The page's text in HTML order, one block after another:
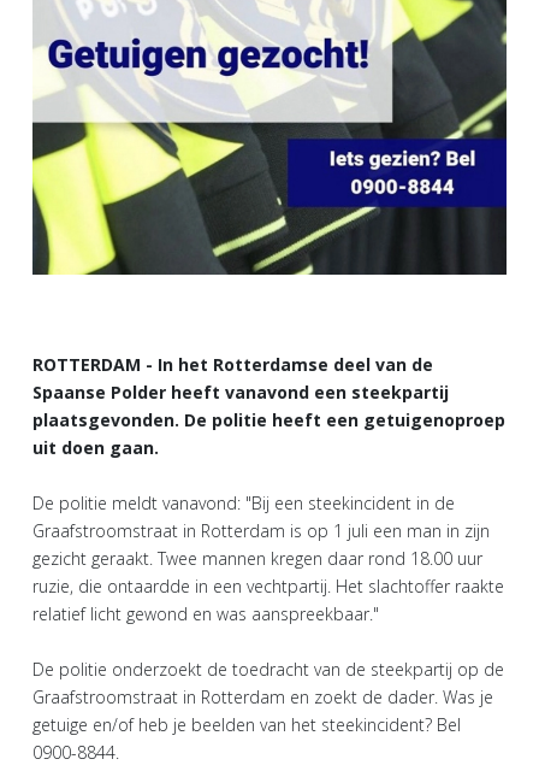
ROTTERDAM - In het Rotterdamse deel van de
Spaanse Polder heeft vanavond een steekpartij
plaatsgevonden. De politie heeft een getuigenoproep
uit doen gaan.
De politie meldt vanavond: "Bij een steekincident in de
Graafstroomstraat in Rotterdam is op 1 juli een man in zijn
gezicht geraakt. Twee mannen kregen daar rond 18.00 uur
ruzie, die ontaardde in een vechtpartij. Het slachtoffer raakte
relatief licht gewond en was aanspreekbaar."
De politie onderzoekt de toedracht van de steekpartij op de
Graafstroomstraat in Rotterdam en zoekt de dader. Was je
getuige en/of heb je beelden van het steekincident? Bel
0900-8844.